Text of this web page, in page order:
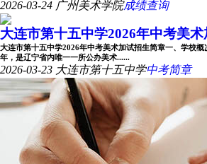
2026-03-24 广州美术学院成绩查询
大连市第十五中学2026年中考美
大连市第十五中学2026年中考美术加试招生简章一、学校
年，是辽宁省内唯一一所公办美术......
2026-03-23 大连市第十五中学中考简章